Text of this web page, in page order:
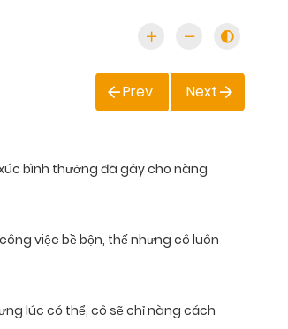
Prev Next
bình thường đã gây cho nàng
việc bề bộn, thế nhưng cô luôn
lúc có thể, cô sẽ chỉ nàng cách